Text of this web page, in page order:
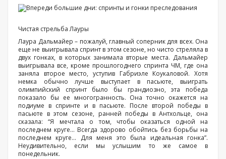
Чистая стрельба Лауры
Лаура Дальмайер – пожалуй, главный соперник для всех. Она
еще не выигрывала спринт в этом сезоне, но чисто стреляла в
двух гонках, в которых занимала вторые места. Дальмайер
выигрывала все, кроме прошлогоднего спринта ЧМ, где она
заняла второе место, уступив Габриэле Коукаловой. Хотя
немка обычно лучше выступает в пасьюте, выиграть
олимпийский спринт было бы грандиозно, эта победа
показало бы ее многогранность. Она точно окажется на
подиуме в спринте и в пасьюте. После второй победы в
пасьюте в этом сезоне, ранней победы в Антхольце, она
сказала: “Я мечтала о том, чтобы оказаться одной на
последнем круге... Всегда здорово обойтись без борьбы на
последнем круге... Для меня это была идеальная гонка”.
Неудивительно, если мы услышим то же самое в
понедельник.